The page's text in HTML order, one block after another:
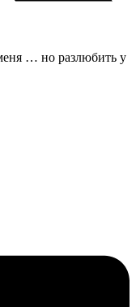
… но разлюбить у